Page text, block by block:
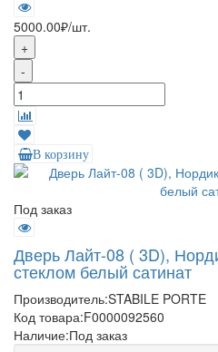
5000.00₽/шт.
+
-
В корзину
Под заказ
Дверь Лайт-08 ( 3D),
стеклом белый сатинат
Производитель:STABILE PORTE
Код товара:F0000092560
Наличие:Под заказ